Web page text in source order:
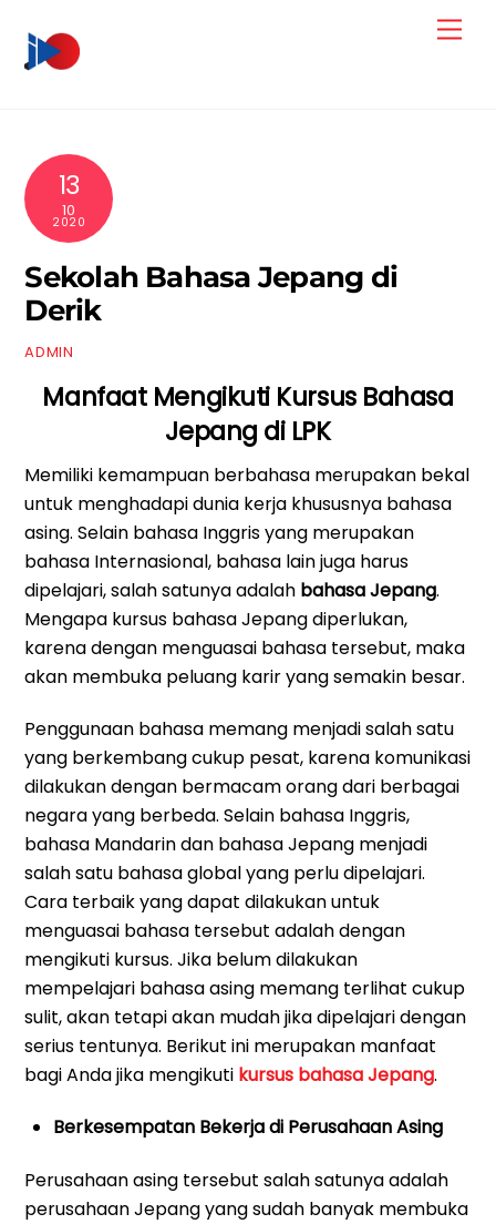
content
13
10
2020
Sekolah Bahasa Jepang di
Derik
ADMIN
Manfaat Mengikuti Kursus Bahasa
Jepang di LPK
Memiliki kemampuan berbahasa merupakan bekal
untuk menghadapi dunia kerja khususnya bahasa
asing. Selain bahasa Inggris yang merupakan
bahasa Internasional, bahasa lain juga harus
dipelajari, salah satunya adalah bahasa Jepang.
Mengapa kursus bahasa Jepang diperlukan,
karena dengan menguasai bahasa tersebut, maka
akan membuka peluang karir yang semakin besar.
Penggunaan bahasa memang menjadi salah satu
yang berkembang cukup pesat, karena komunikasi
dilakukan dengan bermacam orang dari berbagai
negara yang berbeda. Selain bahasa Inggris,
bahasa Mandarin dan bahasa Jepang menjadi
salah satu bahasa global yang perlu dipelajari.
Cara terbaik yang dapat dilakukan untuk
menguasai bahasa tersebut adalah dengan
mengikuti kursus. Jika belum dilakukan
mempelajari bahasa asing memang terlihat cukup
sulit, akan tetapi akan mudah jika dipelajari dengan
serius tentunya. Berikut ini merupakan manfaat
bagi Anda jika mengikuti kursus bahasa Jepang.
Berkesempatan Bekerja di Perusahaan Asing
Perusahaan asing tersebut salah satunya adalah
perusahaan Jepang yang sudah banyak membuka